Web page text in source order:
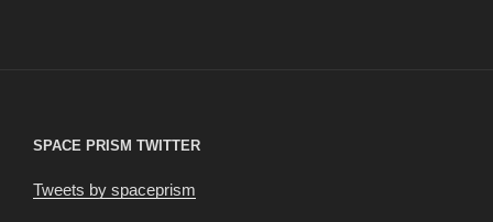
SPACE PRISM TWITTER
Tweets by spaceprism